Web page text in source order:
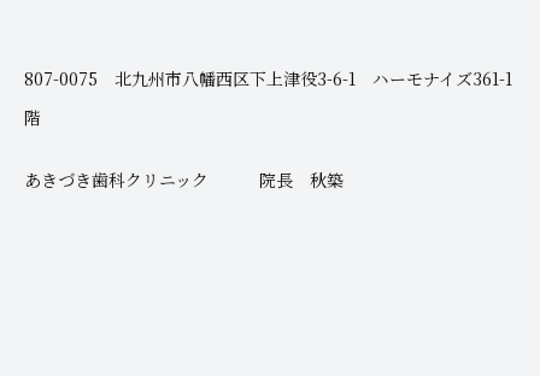
807-0075 北九州市八幡西区下上津役3-6-1 ハーモナイズ361-1
階
あきづき歯科クリニック 院長 秋築